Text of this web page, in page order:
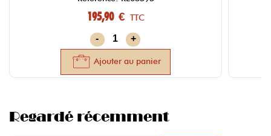
195,90 € TTC
-
+
Ajouter au panier
Regardé récemment